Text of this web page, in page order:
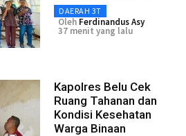
DAERAH 3T
Oleh Ferdinandus Asy
37 menit yang lalu
Kapolres Belu Cek
Ruang Tahanan dan
Kondisi Kesehatan
Warga Binaan